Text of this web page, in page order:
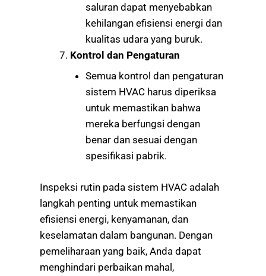
saluran dapat menyebabkan
kehilangan efisiensi energi dan
kualitas udara yang buruk.
Kontrol dan Pengaturan
Semua kontrol dan pengaturan
sistem HVAC harus diperiksa
untuk memastikan bahwa
mereka berfungsi dengan
benar dan sesuai dengan
spesifikasi pabrik.
Inspeksi rutin pada sistem HVAC adalah
langkah penting untuk memastikan
efisiensi energi, kenyamanan, dan
keselamatan dalam bangunan. Dengan
pemeliharaan yang baik, Anda dapat
menghindari perbaikan mahal,